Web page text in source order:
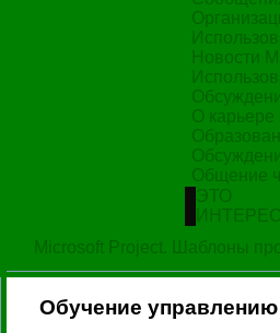
Новости
О
Общение
ЭТО
Microsoft Project. Шаблоны
Обучение управлению